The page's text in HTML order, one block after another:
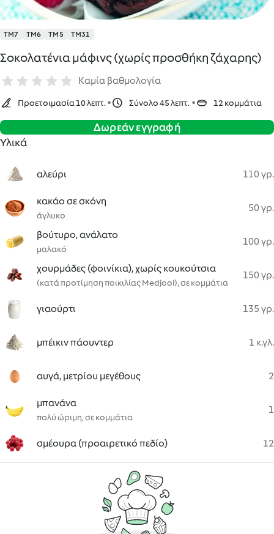
TM7 TM6 TM5 TM31
Σοκολατένια μάφινς (χωρίς προσθήκη ζάχαρης)
Καμία βαθμολογία
Προετοιμασία 10 λεπτ. Σύνολο 45 λεπτ. 12 κομμάτια
Δωρεάν εγγραφή
Υλικά
αλεύρι 110 γρ.
κακάο σε σκόνη
άγλυκο
50 γρ.
βούτυρο, ανάλατο
μαλακό
100 γρ.
χουρμάδες (φοινίκια), χωρίς κουκούτσια
(κατά προτίμηση ποικιλίας Medjool), σε κομμάτια
150 γρ.
γιαούρτι 135 γρ.
μπέικιν πάουντερ 1 κ.γλ.
αυγά, μετρίου μεγέθους 2
μπανάνα
πολύ ώριμη, σε κομμάτια
1
σμέουρα (προαιρετικό πεδίο) 12